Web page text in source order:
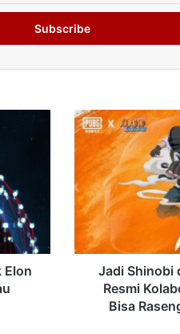
Elon
Jadi Shinobi
Resmi
Bisa